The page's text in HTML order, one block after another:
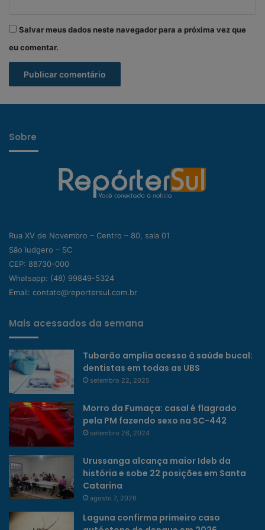
Salvar meus dados neste navegador para a próxima vez que
eu comentar.
Sobre
Rua XV de Novembro – Centro – 80, sala 01
São ludgero – SC
CEP: 88730-000
Whatsapp: (48) 99849-5324
Email: contato@reportersul.com.br
Mais acessados da semana
Tubarão amplia acesso à saúde bucal:
dentistas em todas as UBS
setembro 22, 2025
Morro da Fumaça: casal é flagrado
pela PM fazendo sexo na SC-442
setembro 26, 2024
Urussanga alcança maior Ideb da
história e sobe 22 posições em Santa
Catarina
agosto 7, 2026
Laguna confirma primeiro caso